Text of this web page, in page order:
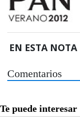
EN ESTA NOTA
Comentarios